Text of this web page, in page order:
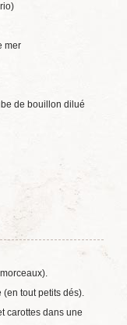
mer
de bouillon dilué
(en tout petits dés).
carottes dans une